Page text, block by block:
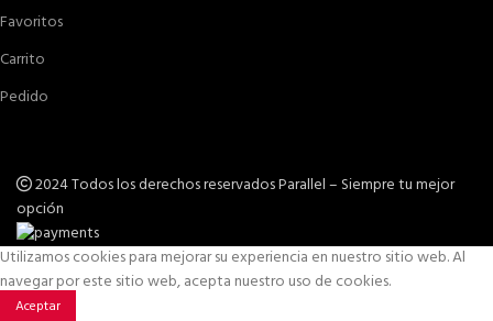
Favoritos
Carrito
Pedido
2024 Todos los derechos reservados Parallel – Siempre tu mejor
opción
Utilizamos cookies para mejorar su experiencia en nuestro sitio web. Al
navegar por este sitio web, acepta nuestro uso de cookies.
Aceptar